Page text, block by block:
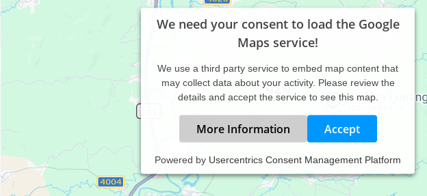
We need your consent to load the Google
Maps service!
We use a third party service to embed map content that
may collect data about your activity. Please review the
details and accept the service to see this map.
More Information Accept
Powered by Usercentrics Consent Management Platform
Herzlich Willkommen!